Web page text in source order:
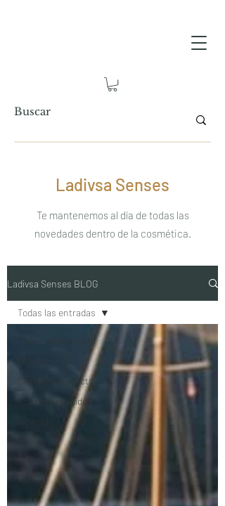
Ladivsa Senses
Te mantenemos al día de todas las
novedades dentro de la cosmética.
Ladivsa Senses BLOG
Todas las entradas
Skincare products
Los más vendidos
Todas las entradas